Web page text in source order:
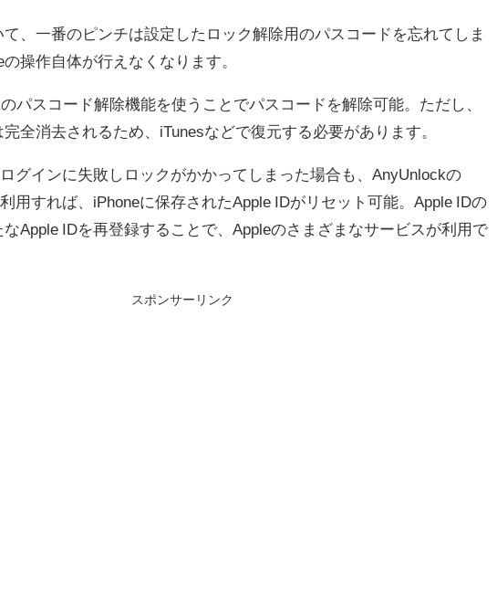
て、一番のピンチは設定したロック解除用のパスコードを忘れてしま
操作自体が行えなくなります。
パスコード解除機能を使うことでパスコードを解除可能。ただし、
全消去されるため、iTunesなどで復元する必要があります。
グインに失敗しロックがかかってしまった場合も、AnyUnlockの
用すれば、iPhoneに保存されたApple IDがリセット可能。Apple IDの
なApple IDを再登録することで、Appleのさまざまなサービスが利用で
スポンサーリンク